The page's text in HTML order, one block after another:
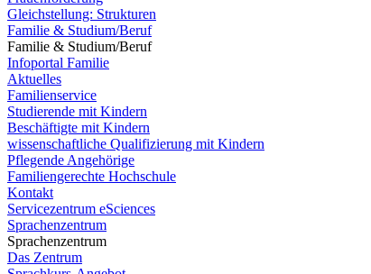
Gleichstellung: Strukturen
Familie & Studium/Beruf
Familie & Studium/Beruf
Infoportal Familie
Aktuelles
Familienservice
Studierende mit Kindern
Beschäftigte mit Kindern
wissenschaftliche Qualifizierung mit Kindern
Pflegende Angehörige
Familiengerechte Hochschule
Kontakt
Servicezentrum eSciences
Sprachenzentrum
Sprachenzentrum
Das Zentrum